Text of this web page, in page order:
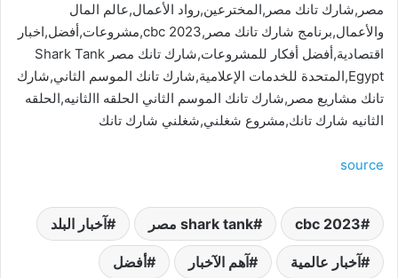
مصر,شارك تانك مصر,المخترعين,رواد الأعمال,عالم المال
والأعمال,برنامج شارك تانك مصر,cbc 2023,مشروعات,أفضل,اخبار
اقتصادية,أفضل أفكار للمشروعات,شارك تانك مصر Shark Tank
Egypt,المتحدة للخدمات الإعلامية,شارك تانك الموسم الثاني,شارك
تانك مشاريع مصر,شارك تانك الموسم الثاني الحلقه االثانيه,الحلقه
الثانيه شارك تانك,مشروع شغلني,شغلني شارك تانك
source
cbc 2023 shark tank مصر آخبار البلد
آخبار عالمية آهم الآخبار أفضل